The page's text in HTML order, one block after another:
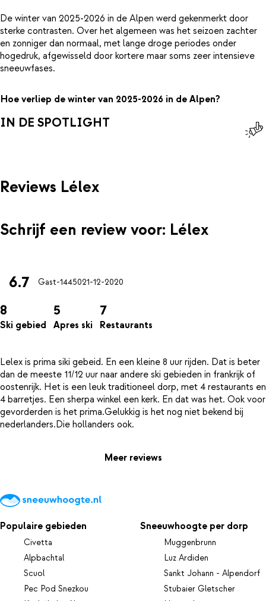
De winter van 2025-2026 in de Alpen werd gekenmerkt door
sterke contrasten. Over het algemeen was het seizoen zachter
en zonniger dan normaal, met lange droge periodes onder
hogedruk, afgewisseld door kortere maar soms zeer intensieve
sneeuwfases.
Hoe verliep de winter van 2025-2026 in de Alpen?
IN DE SPOTLIGHT
Reviews Lélex
Schrijf een review voor: Lélex
6.7 Gast-1445021-12-2020
8
Ski gebied
5
Apres ski
7
Restaurants
Lelex is prima siki gebeid. En een kleine 8 uur rijden. Dat is beter
dan de meeste 11/12 uur naar andere ski gebieden in frankrijk of
oostenrijk. Het is een leuk traditioneel dorp, met 4 restaurants en
4 barretjes. Een sherpa winkel een kerk. En dat was het. Ook voor
gevorderden is het prima.Gelukkig is het nog niet bekend bij
Meer reviews
Populaire gebieden
Civetta
Alpbachtal
Scuol
Pec Pod Snezkou
Sneeuwhoogte per dorp
Muggenbrunn
Luz Ardiden
Sankt Johann - Alpendorf
Stubaier Gletscher